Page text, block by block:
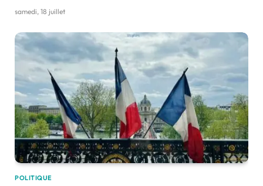
samedi, 18 juillet
POLITIQUE